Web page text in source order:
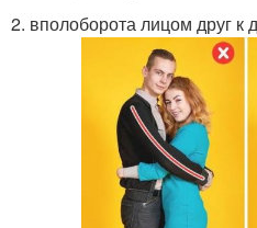
2. вполоборота лицом друг к